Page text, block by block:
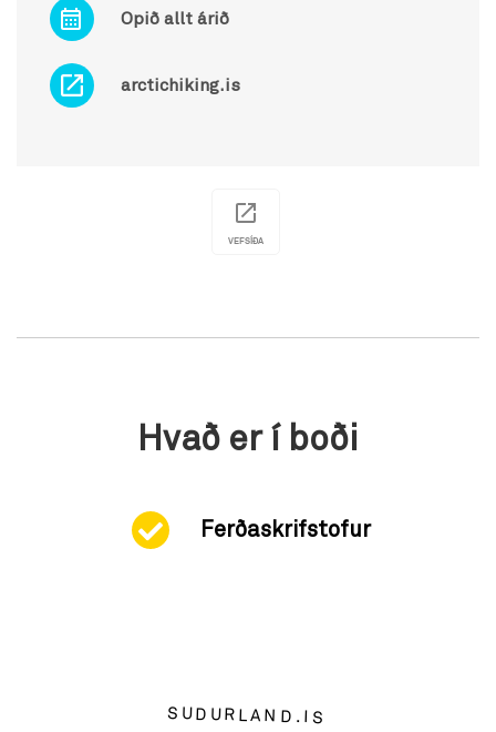
Opið allt árið
arctichiking.is
VEFSÍÐA
Hvað er í boði
Ferðaskrifstofur
SUDURLAND.IS